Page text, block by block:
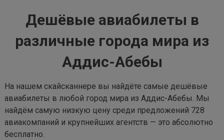
Дешёвые авиабилеты в
различные города мира из
Аддис-Абебы
На нашем скайсканнере вы найдёте самые дешёвые
авиабилеты в любой город мира из Аддис-Абебы. Мы
найдём самую низкую цену среди предложений 728
авиакомпаний и крупнейших агентств — это абсолютно
бесплатно.